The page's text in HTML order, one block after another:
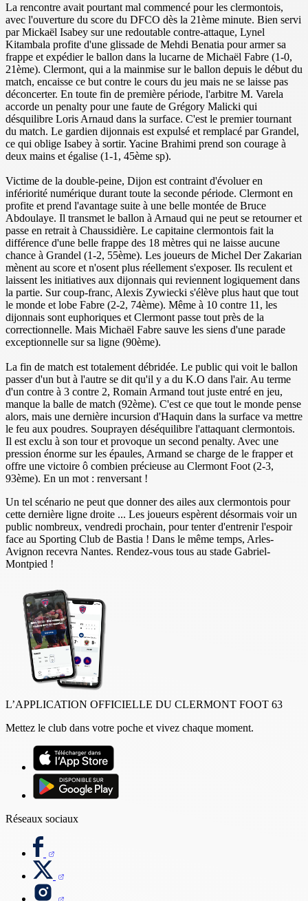
La rencontre avait pourtant mal commencé pour les clermontois,
avec l'ouverture du score du DFCO dès la 21ème minute. Bien servi
par Mickaël Isabey sur une redoutable contre-attaque, Lynel
Kitambala profite d'une glissade de Mehdi Benatia pour armer sa
frappe et expédier le ballon dans la lucarne de Michaël Fabre (1-0,
21ème). Clermont, qui a la mainmise sur le ballon depuis le début du
match, encaisse ce but contre le cours du jeu mais ne se laisse pas
déconcerter. En toute fin de première période, l'arbitre M. Varela
accorde un penalty pour une faute de Grégory Malicki qui
désquilibre Loris Arnaud dans la surface. C'est le premier tournant
du match. Le gardien dijonnais est expulsé et remplacé par Grandel,
ce qui oblige Isabey à sortir. Yacine Brahimi prend son courage à
deux mains et égalise (1-1, 45ème sp).
Victime de la double-peine, Dijon est contraint d'évoluer en
infériorité numérique durant toute la seconde période. Clermont en
profite et prend l'avantage suite à une belle montée de Bruce
Abdoulaye. Il transmet le ballon à Arnaud qui ne peut se retourner et
passe en retrait à Chaussidière. Le capitaine clermontois fait la
différence d'une belle frappe des 18 mètres qui ne laisse aucune
chance à Grandel (1-2, 55ème). Les joueurs de Michel Der Zakarian
mènent au score et n'osent plus réellement s'exposer. Ils reculent et
laissent les initiatives aux dijonnais qui reviennent logiquement dans
la partie. Sur coup-franc, Alexis Zywiecki s'élève plus haut que tout
le monde et lobe Fabre (2-2, 74ème). Même à 10 contre 11, les
dijonnais sont euphoriques et Clermont passe tout près de la
correctionnelle. Mais Michaël Fabre sauve les siens d'une parade
exceptionnelle sur sa ligne (90ème).
La fin de match est totalement débridée. Le public qui voit le ballon
passer d'un but à l'autre se dit qu'il y a du K.O dans l'air. Au terme
d'un contre à 3 contre 2, Romain Armand tout juste entré en jeu,
manque la balle de match (92ème). C'est ce que tout le monde pense
alors, mais une dernière incursion d'Haquin dans la surface va mettre
le feu aux poudres. Souprayen déséquilibre l'attaquant clermontois.
Il est exclu à son tour et provoque un second penalty. Avec une
pression énorme sur les épaules, Armand se charge de le frapper et
offre une victoire ô combien précieuse au Clermont Foot (2-3,
93ème). En un mot : renversant !
Un tel scénario ne peut que donner des ailes aux clermontois pour
cette dernière ligne droite ... Les joueurs espèrent désormais voir un
public nombreux, vendredi prochain, pour tenter d'entrenir l'espoir
face au Sporting Club de Bastia ! Dans le même temps, Arles-
Avignon recevra Nantes. Rendez-vous tous au stade Gabriel-
Montpied !
L’APPLICATION OFFICIELLE DU CLERMONT FOOT 63
Mettez le club dans votre poche et vivez chaque moment.
Réseaux sociaux